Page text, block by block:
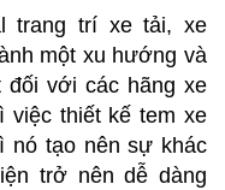
trang trí xe tải, xe
một xu hướng và
với các hãng xe
việc thiết kế tem xe
nó tạo nên sự khác
trở nên dễ dàng